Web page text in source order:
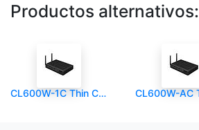
Productos alternativos:
CL600W-1C Thin Client Box